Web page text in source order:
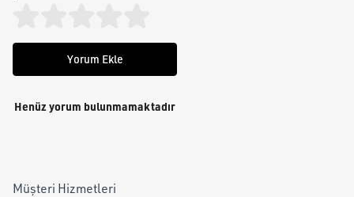
Yorum Ekle
Henüz yorum bulunmamaktadır
Müşteri Hizmetleri